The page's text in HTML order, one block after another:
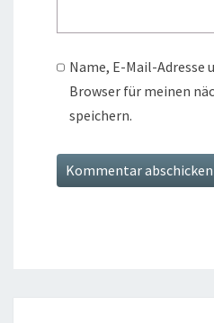
Name, E-Mail-Adresse
Browser für meinen
speichern.